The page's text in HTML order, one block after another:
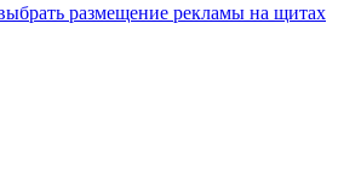
размещение рекламы на щитах